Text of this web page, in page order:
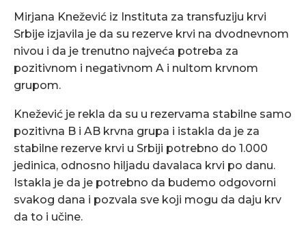
Mirjana Knežević iz Instituta za transfuziju krvi
Srbije izjavila je da su rezerve krvi na dvodnevnom
nivou i da je trenutno najveća potreba za
pozitivnom i negativnom A i nultom krvnom
grupom.
Knežević je rekla da su u rezervama stabilne samo
pozitivna B i AB krvna grupa i istakla da je za
stabilne rezerve krvi u Srbiji potrebno do 1.000
jedinica, odnosno hiljadu davalaca krvi po danu.
Istakla je da je potrebno da budemo odgovorni
svakog dana i pozvala sve koji mogu da daju krv
da to i učine.